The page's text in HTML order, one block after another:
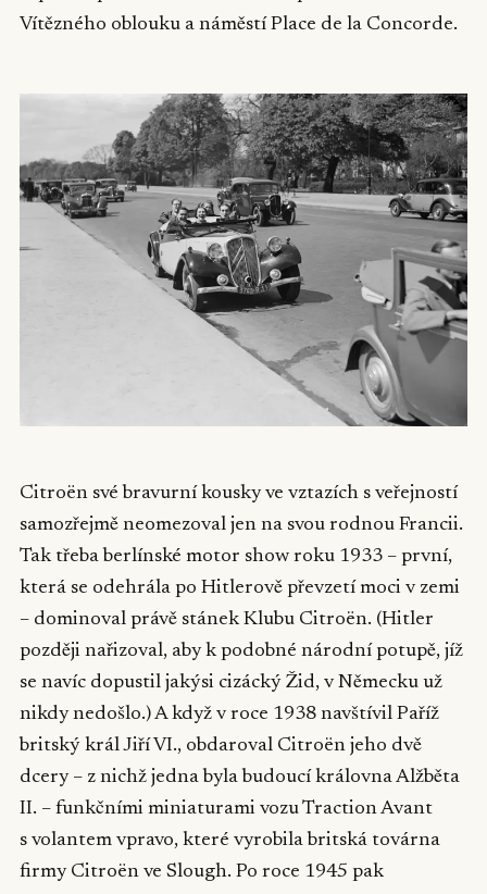
Vítězného oblouku a náměstí Place de la Concorde.
Citroën své bravurní kousky ve vztazích s veřejností
samozřejmě neomezoval jen na svou rodnou Francii.
Tak třeba berlínské motor show roku 1933 – první,
která se odehrála po Hitlerově převzetí moci v zemi
– dominoval právě stánek Klubu Citroën. (Hitler
později nařizoval, aby k podobné národní potupě, jíž
se navíc dopustil jakýsi cizácký Žid, v Německu už
nikdy nedošlo.) A když v roce 1938 navštívil Paříž
britský král Jiří VI., obdaroval Citroën jeho dvě
dcery – z nichž jedna byla budoucí královna Alžběta
II. – funkčními miniaturami vozu Traction Avant
s volantem vpravo, které vyrobila britská továrna
firmy Citroën ve Slough. Po roce 1945 pak